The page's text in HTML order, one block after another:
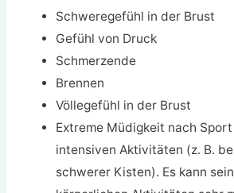
Schweregefühl in der Brust
Gefühl von Druck
Schmerzende
Brennen
Völlegefühl in der Brust
Extreme Müdigkeit nach
intensiven Aktivitäten (z. B.
schwerer Kisten). Es kann